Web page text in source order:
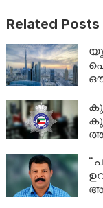
Related Posts